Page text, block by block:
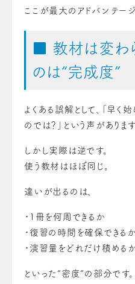
ここが最大のアドバンテージ
■ 教材は変わ
のは“完成度”
よくある誤解として、「早
のでは？」という声があります
しかし実際は逆です。
使う教材はほぼ同じ。
違いが出るのは、
・1冊を何周できるか
・復習の時間を確保できるか
・演習量をどれだけ積める
といった“密度”の部分です。